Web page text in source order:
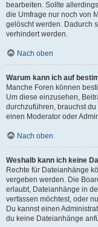
bearbeiten. Sollte
die Umfrage nur noch von
gelöscht werden. Dadurch
verhindert werden.
Nach oben
Warum kann ich auf
Manche Foren können
Um diese einzusehen,
durchzuführen, brauchst
einen Moderator oder
Nach oben
Weshalb kann ich keine
Rechte für Dateianhänge
vergeben werden. Die
erlaubt, Dateianhänge in
verfassen möchtest, oder
Du kannst einen
du keine Dateianhänge